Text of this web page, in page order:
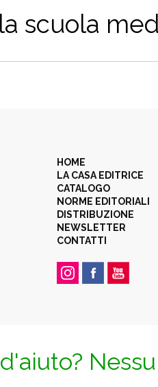
scuola
HOME
LA CASA EDITRICE
CATALOGO
NORME EDITORIALI
DISTRIBUZIONE
NEWSLETTER
CONTATTI